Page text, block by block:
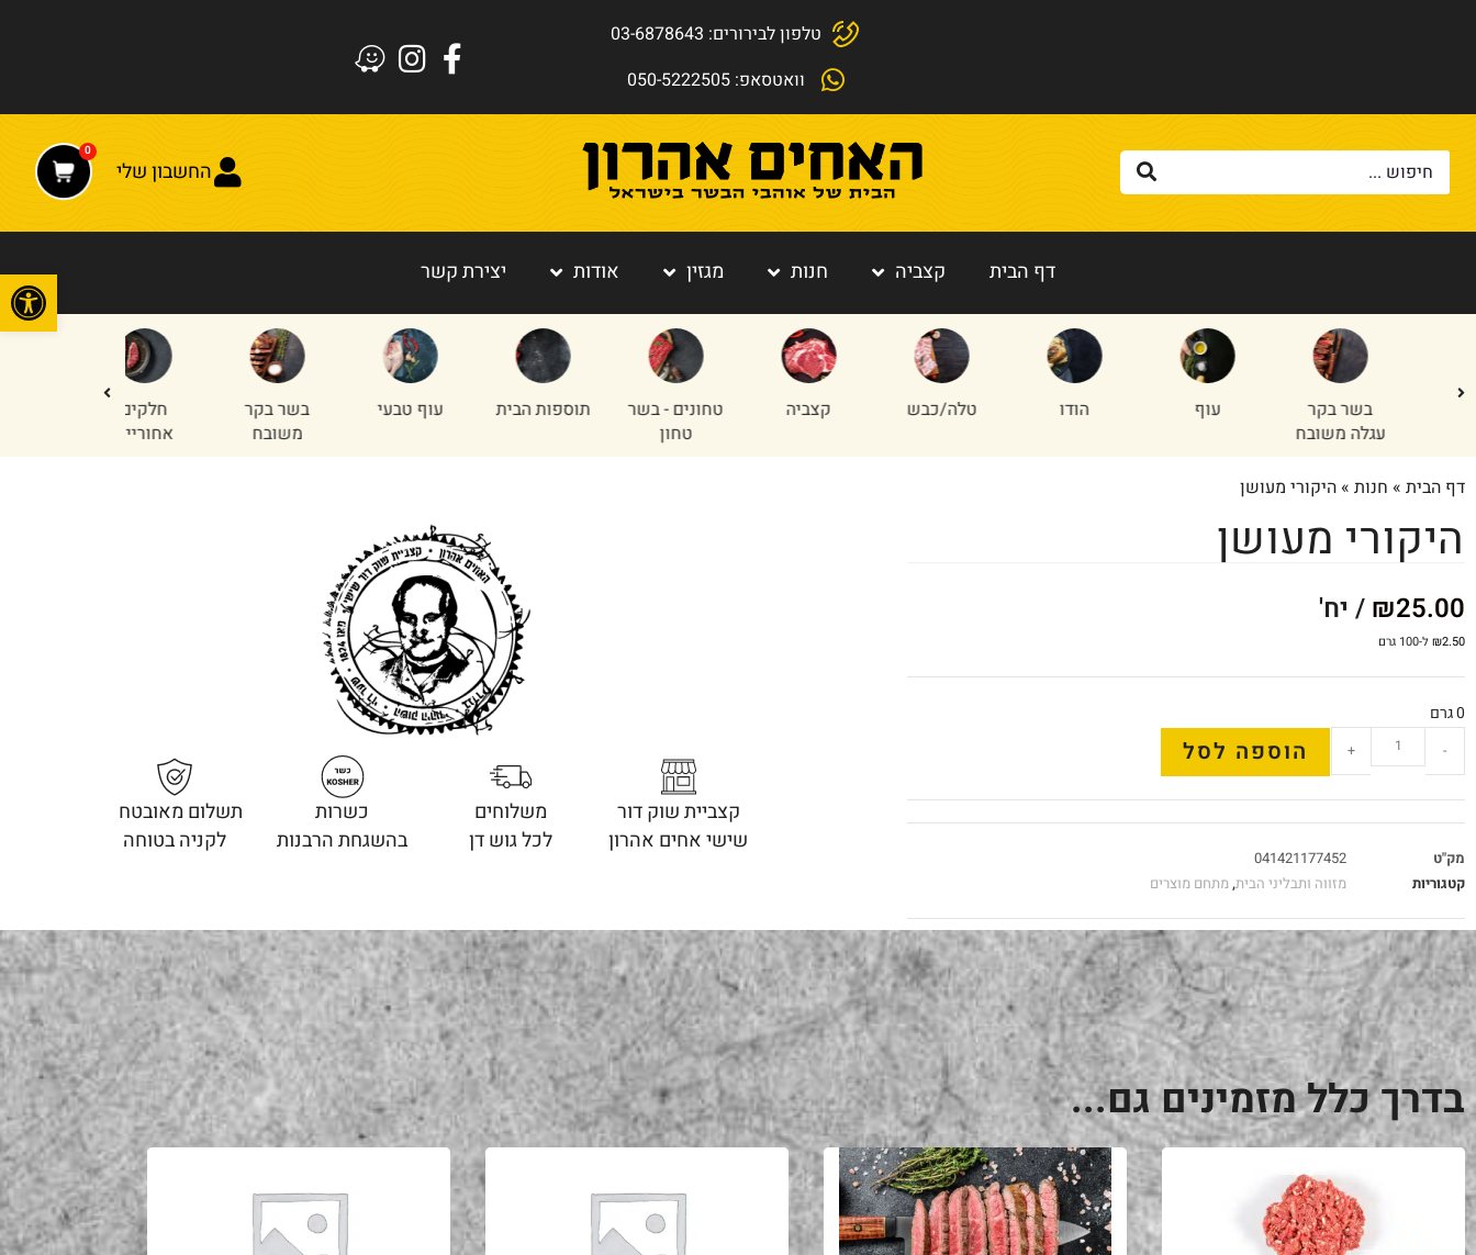
טלפון לבירורים: 03-6878643
וואטסאפ: 050-5222505
החשבון שלי
0
דף הבית קצביה חנות מגזין אודות יצירת קשר
בשר בקר
עגלה משובח
טלה/כבש קצביה
טחונים - בשר
תוספות הבית עוף טבעי
בשר בקר
משובח
חלקים
אחוריים
דף הבית » חנות »היקורי מעושן
היקורי מעושן
₪25.00 / יח'
₪2.50 ל-100 גרם
0 גרם
-
+ הוספה לסל
מק"ט
041421177452
קטגוריות
מזווה ותבליני הבית,מתחם מוצרים
קצביית שוק דור
שישי אחים אהרון
משלוחים
לכל גוש דן
כשרות
בהשגחת הרבנות
תשלום מאובטח
לקניה בטוחה
בדרך כלל מזמינים גם...